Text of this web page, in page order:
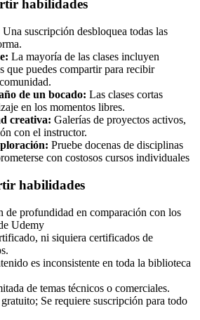
habilidades
Una suscripción desbloquea todas las
La mayoría de las clases incluyen
que puedes compartir para recibir
de un bocado: Las clases cortas
en los momentos libres.
creativa: Galerías de proyectos activos,
con el instructor.
Pruebe docenas de disciplinas
con costosos cursos individuales
habilidades
de profundidad en comparación con los
Udemy
ni siquiera certificados de
es inconsistente en toda la biblioteca
de temas técnicos o comerciales.
Se requiere suscripción para todo